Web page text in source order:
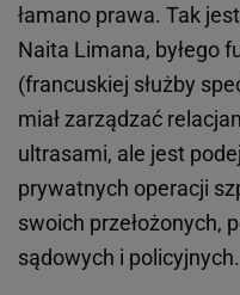
łamano prawa. Tak
Naita Limana, byłego
(francuskiej służby
miał zarządzać
ultrasami, ale jest
prywatnych operacji
swoich przełożonych,
sądowych i policyjnych.